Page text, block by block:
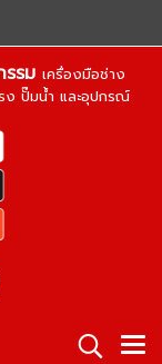
รม เครื่องมือช่าง
ง ปั๊มน้ำ และอุปกรณ์